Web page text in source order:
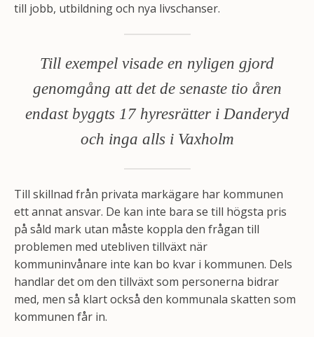
till jobb, utbildning och nya livschanser.
Till exempel visade en nyligen gjord
genomgång att det de senaste tio åren
endast byggts 17 hyresrätter i Danderyd
och inga alls i Vaxholm
Till skillnad från privata markägare har kommunen
ett annat ansvar. De kan inte bara se till högsta pris
på såld mark utan måste koppla den frågan till
problemen med utebliven tillväxt när
kommuninvånare inte kan bo kvar i kommunen. Dels
handlar det om den tillväxt som personerna bidrar
med, men så klart också den kommunala skatten som
kommunen får in.